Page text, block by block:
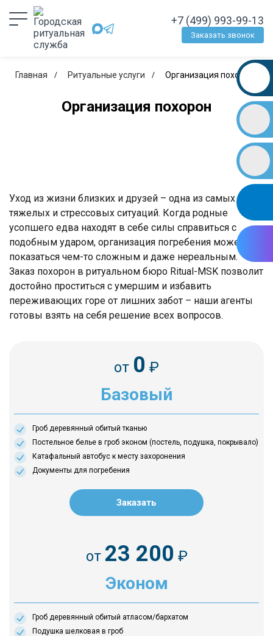
+7 (499) 993-99-13
Заказать звонок
Главная Ритуальные услуги Организация похорон
Организация похорон
Уход из жизни близких и друзей – одна из самых
тяжелых и стрессовых ситуаций. Когда родные
усопшего едва находят в себе силы справиться с
подобным ударом, организация погребения может
показаться чем-то сложным и даже нереальным.
Заказ похорон в ритуальном бюро Ritual-MSK позволит
достойно проститься с умершим и избавить
переживающих горе от лишних забот – наши агенты
готовы взять на себя решение всех вопросов.
от 0 ₽
Базовый
Гроб деревянный обитый тканью
Постельное белье в гроб эконом (постель, подушка, покрывало)
Катафальный автобус к месту захоронения
Документы для погребения
Заказать
от 23 200 ₽
Эконом
Гроб деревянный обитый атласом/бархатом
Подушка шелковая в гроб